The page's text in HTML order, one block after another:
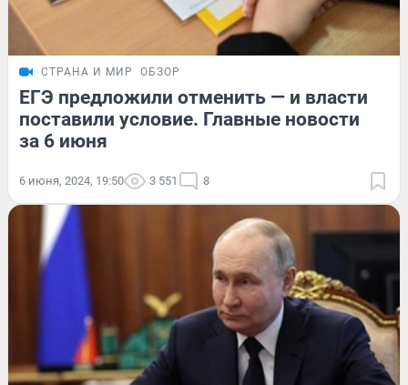
СТРАНА И МИР ОБЗОР
ЕГЭ предложили отменить — и власти
поставили условие. Главные новости
за 6 июня
6 июня, 2024, 19:50 3 551 8